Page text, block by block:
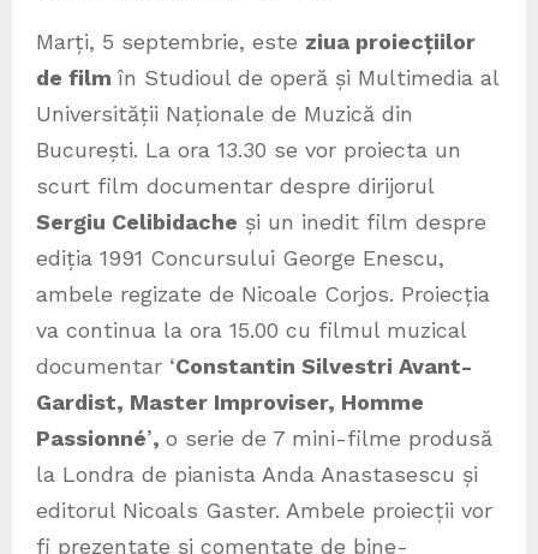
Marți, 5 septembrie, este ziua proiecțiilor
de film în Studioul de operă și Multimedia al
Universității Naționale de Muzică din
București. La ora 13.30 se vor proiecta un
scurt film documentar despre dirijorul
Sergiu Celibidache și un inedit film despre
ediția 1991 Concursului George Enescu,
ambele regizate de Nicoale Corjos. Proiecția
va continua la ora 15.00 cu filmul muzical
documentar ‘Constantin Silvestri Avant-
Gardist, Master Improviser, Homme
Passionné’, o serie de 7 mini-filme produsă
la Londra de pianista Anda Anastasescu și
editorul Nicoals Gaster. Ambele proiecții vor
fi prezentate și comentate de bine-